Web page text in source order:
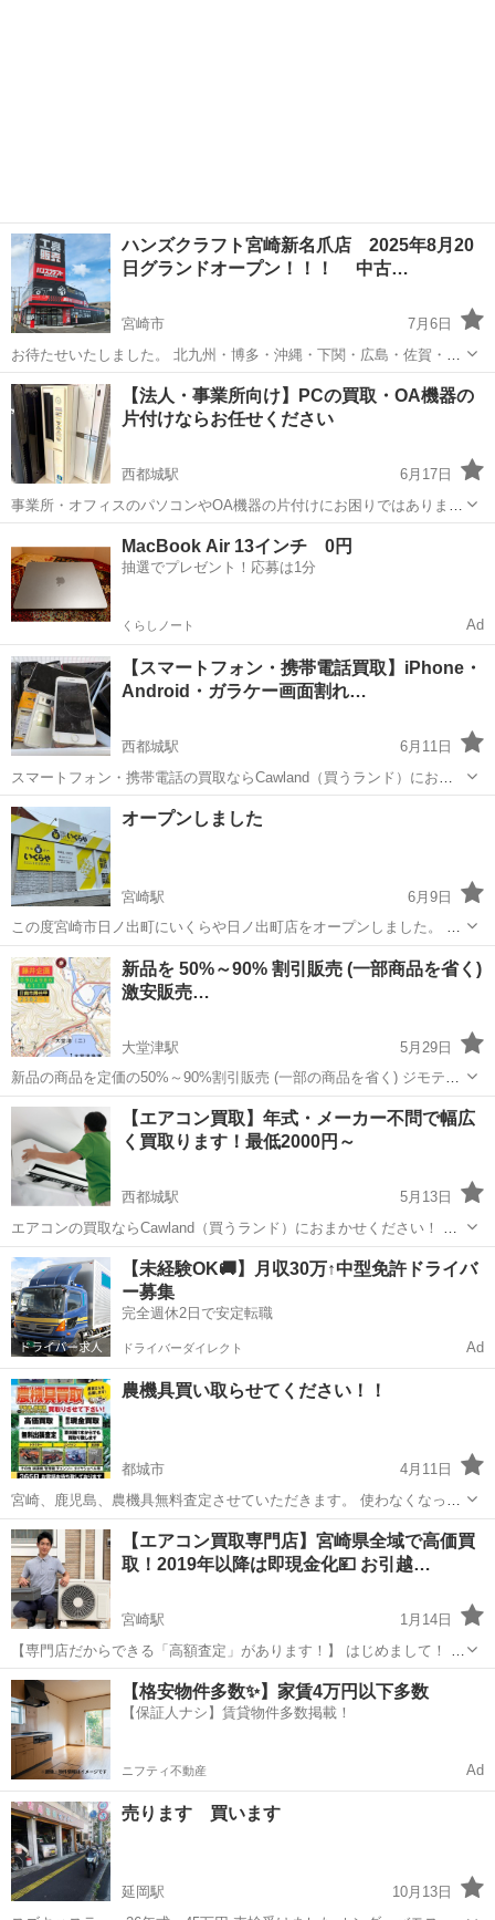
ハンズクラフト宮崎新名爪店 2025年8月20
日グランドオープン！！！ 中古…
宮崎市
7月6日
お待たせいたしました。 北九州・博多・沖縄・下関・広島・佐賀・熊
本に合計16店舗展開中のハンズクラフトです。 ついにこの宮崎の地に
17店舗目として、店舗をオープンさせることができました！！！ オー
プン記念イベントで...
宮崎 宮崎市 リサイクルショップ ハンズクラフト
【法人・事業所向け】PCの買取・OA機器の
片付けならお任せください
西都城駅
6月17日
事業所・オフィスのパソコンやOA機器の片付けにお困りではありませ
んか？ CawLand（買うランド）は法人・個人事業主さまからのご依頼
にも対応しております。 ノートパソコン・デスクトップパソコン、コ
ード類、年式・メーカー...
リサイクルショップ
MacBook Air 13インチ 0円
抽選でプレゼント！応募は1分
くらしノート Ad
【スマートフォン・携帯電話買取】iPhone・
Android・ガラケー画面割れ…
西都城駅
6月11日
スマートフォン・携帯電話の買取ならCawland（買うランド）におま
かせください！ iPhone・Android・ガラケー、年式・キャリアを問わ
ず、ジャンク品をメインにお買取りしております。 「画面が割れてい
る、充電...
宮崎 都城市 西都城駅 リサイクルショップ
オープンしました
宮崎駅
6月9日
この度宮崎市日ノ出町にいくらや日ノ出町店をオープンしました。 貴
金属やブランド品はもちろん頑張って買い取らせて頂きます。 他にご
自宅に眠ってる物や壊れて捨てちゃおうかな？と思っている物ももし
かしたら！買い取れちゃうかも知れま...
宮崎 宮崎市 宮崎駅 リサイクルショップ
新品を 50%～90% 割引販売 (一部商品を省く)
激安販売…
大堂津駅
5月29日
新品の商品を定価の50%～90%割引販売 (一部の商品を省く) ジモティ
ーで出品している商品の 一部は、倉庫に保管 店舗については Google
検索。ナビは 藤井利一 日南市 で 写真を参照して下さい。 一部
の商品...
宮崎 日南市 リサイクルショップ
【エアコン買取】年式・メーカー不問で幅広
く買取ります！最低2000円～
西都城駅
5月13日
エアコンの買取ならCawland（買うランド）におまかせください！ 年
式・メーカーを問わず幅広くお買取りしております。 どんな状態のエ
アコンでもまずはお気軽にご相談ください！ 【買取価格】 買取価格は
最低20...
宮崎 都城市 西都城駅 リサイクルショップ 買取
【未経験OK🚚】月収30万↑中型免許ドライバ
ー募集
完全週休2日で安定転職
ドライバーダイレクト Ad
農機具買い取らせてください！！
都城市
4月11日
宮崎、鹿児島、農機具無料査定させていただきます。 使わなくなっ
た、使えなくなった、何年も使ってないし倉庫で眠ってるけどエンジ
ンかかるかな？ 一台しかないけど大丈夫かな？ 大丈夫です！！！ ど
んなに古くても、壊れていても、動...
宮崎 都城市 リサイクルショップ 農機具
【エアコン買取専門店】宮崎県全域で高価買
取！2019年以降は即現金化💴 お引越…
宮崎駅
1月14日
【専門店だからできる「高額査定」があります！】 はじめまして！ 宮
崎県でエアコン買取・販売を行っている 「エアコン買取専門店 ひだふ
く」です。 お引越しや買い替えでご不要になったエアコン、 リサイク
ルショップや便利屋さん...
宮崎 宮崎市 宮崎駅 リサイクルショップ 買取
【格安物件多数✨】家賃4万円以下多数
【保証人ナシ】賃貸物件多数掲載！
ニフティ不動産 Ad
売ります 買います
延岡駅
10月13日